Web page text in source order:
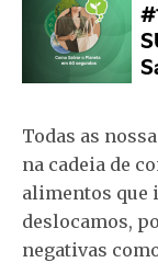
Todas as
na cadeia de
alimentos que
deslocamos,
negativas